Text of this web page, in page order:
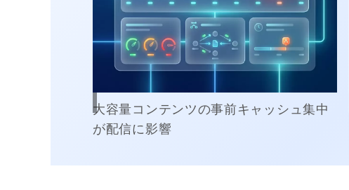
大容量コンテンツの事前キャッシュ集中
が配信に影響